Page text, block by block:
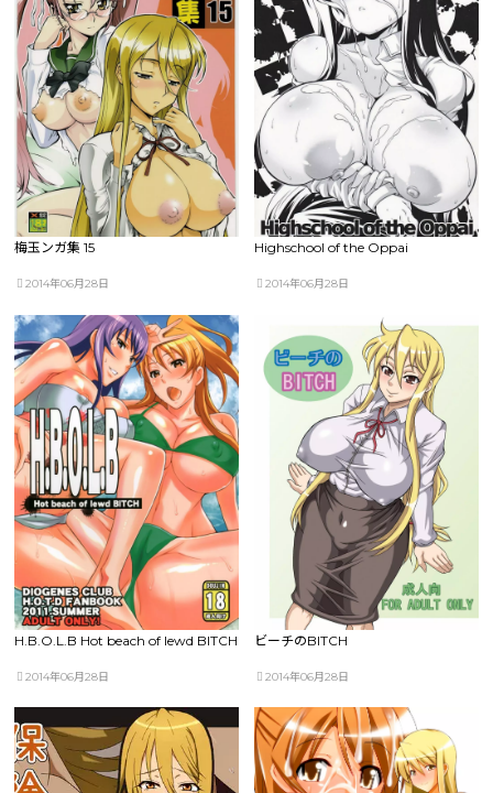
梅玉ンガ集 15
2014年06月28日
Highschool of the Oppai
2014年06月28日
H.B.O.L.B Hot beach of lewd BITCH
2014年06月28日
ビーチのBITCH
2014年06月28日